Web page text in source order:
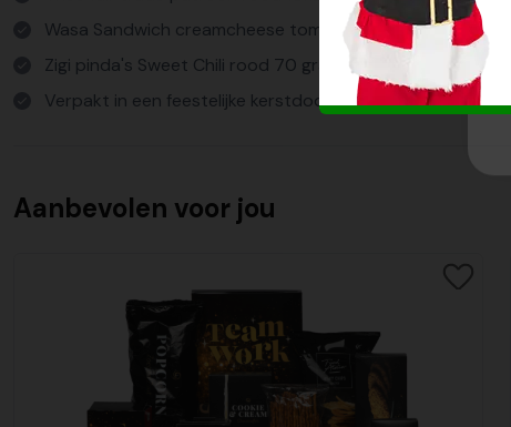
Wasa Sandwich creamcheese tomato & basil rood 40 g
Zigi pinda's Sweet Chili rood 70 gram
Verpakt in een feestelijke kerstdoos
Aanbevolen voor jou